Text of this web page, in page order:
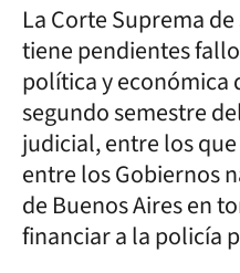
La Corte Suprema
tiene pendientes
política y económica
segundo semestre
judicial, entre los
entre los Gobiernos
de Buenos Aires en
financiar a la policía